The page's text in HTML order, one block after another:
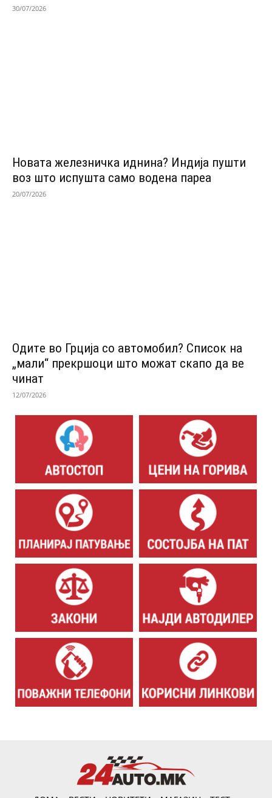
30/07/2026
Новата железничка иднина? Индија пушти
воз што испушта само водена пареа
20/07/2026
Одитe во Грција со автомобил? Список на
„мали“ прекршоци што можат скапо да ве
чинат
12/07/2026